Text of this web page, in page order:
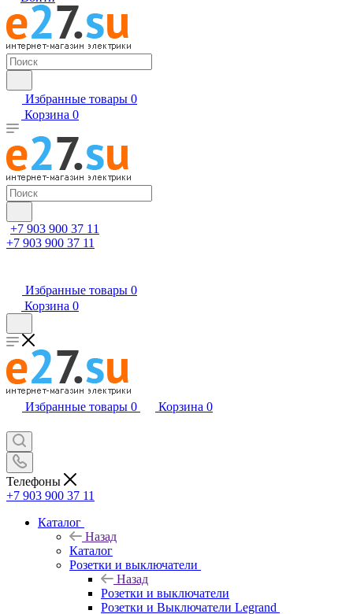
Избранные товары 0
Корзина 0
+7 903 900 37 11
+7 903 900 37 11
Избранные товары 0
Корзина 0
Избранные товары 0 Корзина 0
Телефоны
+7 903 900 37 11
Каталог
Назад
Каталог
Розетки и выключатели
Назад
Розетки и выключатели
Розетки и Выключатели Legrand